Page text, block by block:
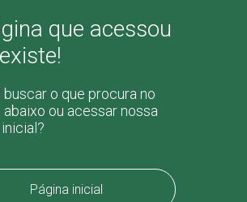
que acessou
buscar o que procura no
ou acessar nossa
Página inicial